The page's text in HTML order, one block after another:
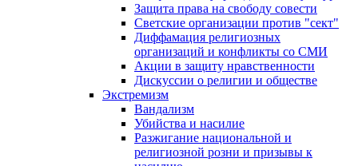
Защита права на свободу совести
Светские организации против "сект"
Диффамация религиозных
организаций и конфликты со СМИ
Акции в защиту нравственности
Дискуссии о религии и обществе
Экстремизм
Вандализм
Убийства и насилие
Разжигание национальной и
религиозной розни и призывы к